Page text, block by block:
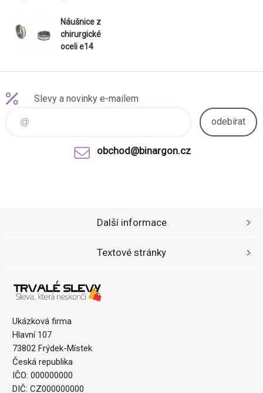
Náušnice z
chirurgické
oceli e14
Slevy a novinky e-mailem
odebírat
obchod@binargon.cz
Ukázková firma
Hlavní 107
73802 Frýdek-Místek
Česká republika
IČO: 000000000
DIČ: CZ000000000
Další informace
Textové stránky